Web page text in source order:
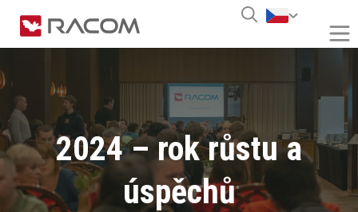
2024 – rok růstu a
úspěchů